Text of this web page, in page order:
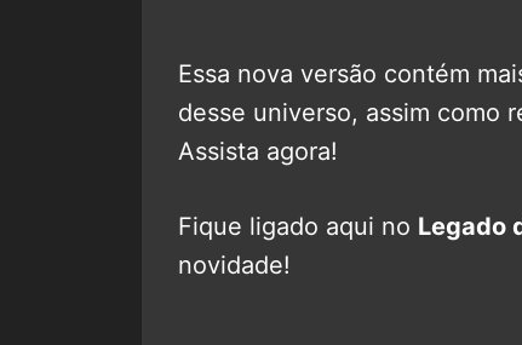
Essa nova versão contém
desse universo, assim como
Assista agora!
Fique ligado aqui no Legado
novidade!